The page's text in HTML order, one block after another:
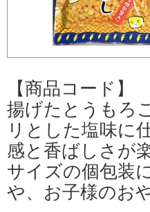
【商品コード】
揚げたとうもろ
リとした塩味に
感と香ばしさが
サイズの個包装
や、お子様のお